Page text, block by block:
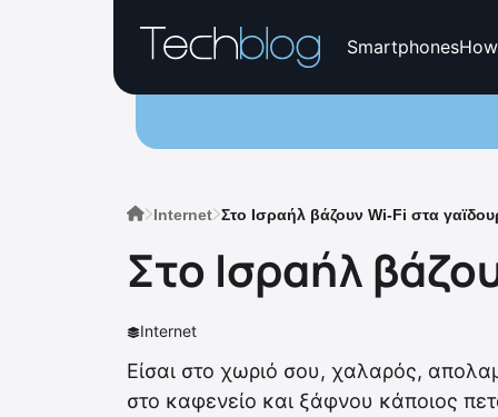
Smartphones
Internet Στο Ισραήλ βάζουν Wi-Fi στα
Στο Ισραήλ
Internet
Είσαι στο χωριό σου, χαλαρός,
στο καφενείο και ξάφνου κάποιος